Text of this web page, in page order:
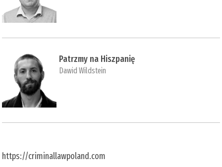
Patrzmy na Hiszpanię
Dawid Wildstein
https://criminallawpoland.com